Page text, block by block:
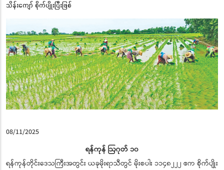
သိန်းကျော် စိုက်ပျိုးပြီးဖြစ်
08/11/2025
ရန်ကုန် ဩဂုတ် ၁၀
ရန်ကုန်တိုင်းဒေသကြီးအတွင်း ယခုမိုးရာသီတွင် မိုးစပါး ၁၁၄၈၂၂၂ ဧက စိုက်ပျိုး